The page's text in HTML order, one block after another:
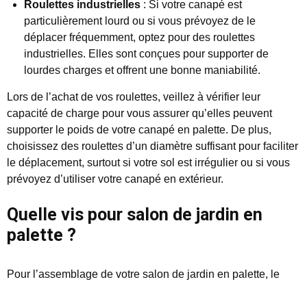
Roulettes industrielles : Si votre canapé est
particulièrement lourd ou si vous prévoyez de le
déplacer fréquemment, optez pour des roulettes
industrielles. Elles sont conçues pour supporter de
lourdes charges et offrent une bonne maniabilité.
Lors de l’achat de vos roulettes, veillez à vérifier leur
capacité de charge pour vous assurer qu’elles peuvent
supporter le poids de votre canapé en palette. De plus,
choisissez des roulettes d’un diamètre suffisant pour faciliter
le déplacement, surtout si votre sol est irrégulier ou si vous
prévoyez d’utiliser votre canapé en extérieur.
Quelle vis pour salon de jardin en
palette ?
Pour l’assemblage de votre salon de jardin en palette, le